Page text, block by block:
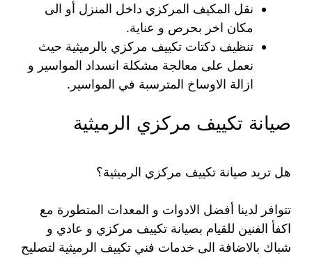
نقل المكيف المركزي داخل المنزل أو الى
مكان اخر بحرص و عناية.
تنظيف دكتات تكييف مركزي بالرميثية حيث
نعمل على معالجة مشكلة انسداد المواسير و
ازالة الاوساخ المترسبة في المواسير.
صيانة تكييف مركزي الرميثية
هل تريد صيانة تكييف مركزي الرميثية؟
تتوافر لدينا أفضل الادوات و المعدات المتطورة مع
اكفأ الفنين للقيام بصيانة تكييف مركزي و عادي و
شباك بالاضافة الى خدمات فني تكييف الرميثية لتصليح